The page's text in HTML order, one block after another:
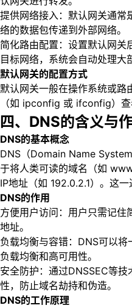
提供网络接入：默认网关通常
络的数据包传递到外部网络。
简化路由配置：设置默认网关
目标网络，系统会自动处理大
默认网关的配置方式
默认网关一般在操作系统或路
（如 ipconfig 或 ifconfig）查
四、DNS的含义与
DNS的基本概念
DNS（Domain Name
于将人类可读的域名（如
IP地址（如 192.0.2.1）。这一
DNS的作用
方便用户访问：用户只需记住
地址。
负载均衡与容错：DNS可以
负载均衡和高可用性。
安全防护：通过DNSSEC等
性，防止域名劫持和伪造。
DNS的工作原理